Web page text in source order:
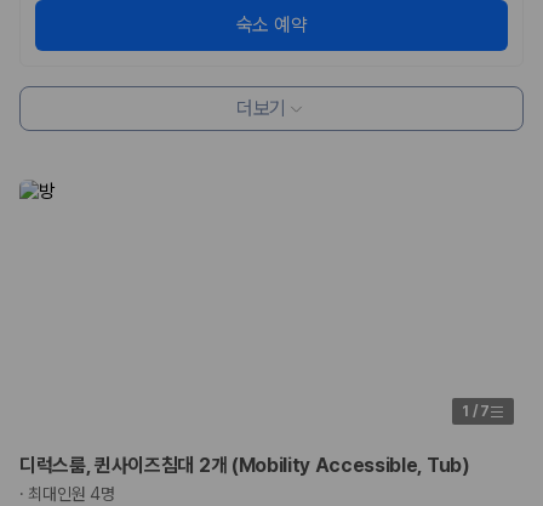
숙소 예약
더보기
1 / 7
디럭스룸, 퀸사이즈침대 2개 (Mobility Accessible, Tub)
· 최대인원 4명